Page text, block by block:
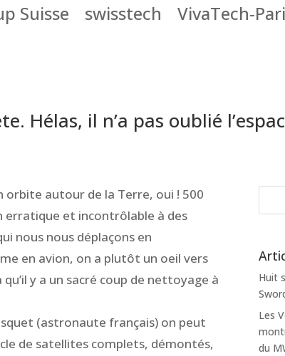
Suisse swisstech VivaTech-
Hélas, il n’a pas oublié
orbite autour de la Terre, oui ! 500
erratique et incontrôlable à des
nous nous déplaçons en
en avion, on a plutôt un oeil vers
y a un sacré coup de nettoyage à
(astronaute français) on peut
de satellites complets, démontés,
Huit
Les
du